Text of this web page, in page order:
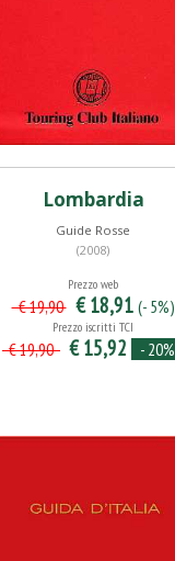
Lombardia
Guide Rosse
(2008)
Prezzo web
€ 19,90 € 18,91 (- 5%)
Prezzo iscritti TCI
€ 19,90 € 15,92 - 20%